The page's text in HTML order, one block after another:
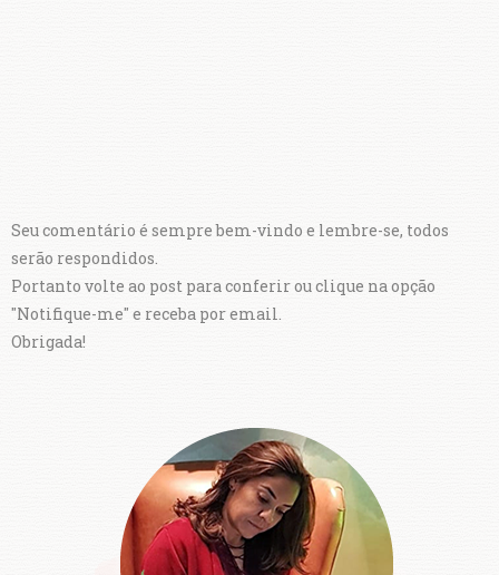
Seu comentário é sempre bem-vindo e lembre-se, todos
serão respondidos.
Portanto volte ao post para conferir ou clique na opção
"Notifique-me" e receba por email.
Obrigada!